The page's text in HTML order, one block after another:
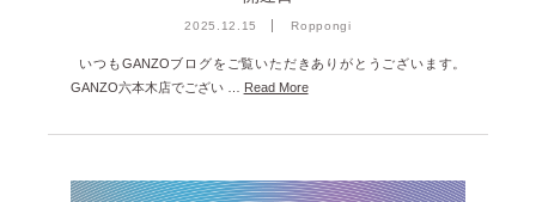
2025.12.15 Roppongi
いつもGANZOブログをご覧いただきありがとうございます。
GANZO六本木店でござい …
Read More